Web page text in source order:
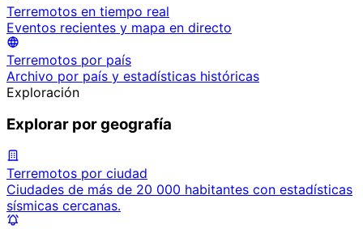
Terremotos en tiempo real
Eventos recientes y mapa en directo
Terremotos por país
Archivo por país y estadísticas históricas
Exploración
Explorar por geografía
Terremotos por ciudad
Ciudades de más de 20 000 habitantes con estadísticas
sísmicas cercanas.